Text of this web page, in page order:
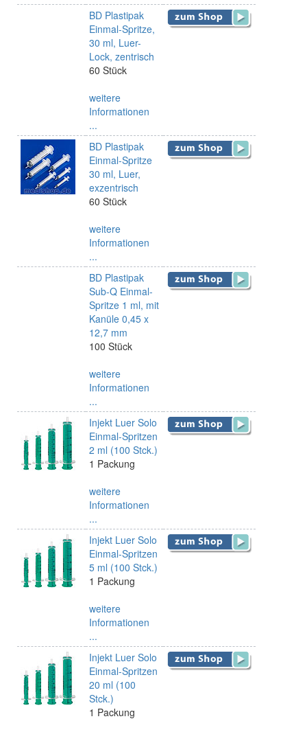
BD Plastipak
Einmal-Spritze,
30 ml, Luer-
Lock, zentrisch
60 Stück
weitere
Informationen
...
BD Plastipak
Einmal-Spritze
30 ml, Luer,
exzentrisch
60 Stück
weitere
Informationen
...
BD Plastipak
Sub-Q Einmal-
Spritze 1 ml, mit
Kanüle 0,45 x
12,7 mm
100 Stück
weitere
Informationen
...
Injekt Luer Solo
Einmal-Spritzen
2 ml (100 Stck.)
1 Packung
weitere
Informationen
...
Injekt Luer Solo
Einmal-Spritzen
5 ml (100 Stck.)
1 Packung
weitere
Informationen
...
Injekt Luer Solo
Einmal-Spritzen
20 ml (100
Stck.)
1 Packung